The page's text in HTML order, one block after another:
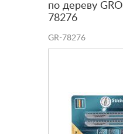
по дереву
78276
GR-78276